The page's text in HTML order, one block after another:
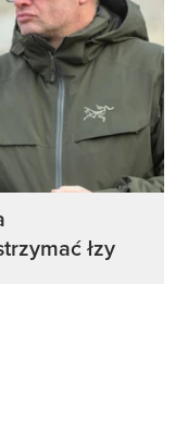
łzy